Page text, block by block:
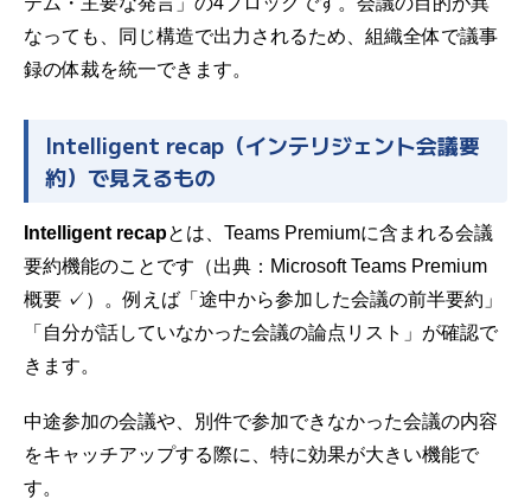
なっても、同じ構造で出力されるため、組織全体で議事
録の体裁を統一できます。
Intelligent recap（インテリジェント会議要
約）で見えるもの
Intelligent recapとは、Teams Premiumに含まれる会議
要約機能のことです（出典： Microsoft Teams Premium
概要 ✓）。例えば「途中から参加した会議の前半要約」
「自分が話していなかった会議の論点リスト」が確認で
きます。
中途参加の会議や、別件で参加できなかった会議の内容
をキャッチアップする際に、特に効果が大きい機能で
す。